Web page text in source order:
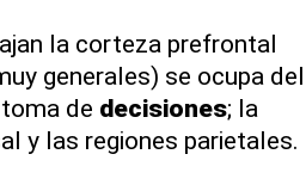
la corteza prefrontal
generales) se ocupa del
de decisiones; la
y las regiones parietales.